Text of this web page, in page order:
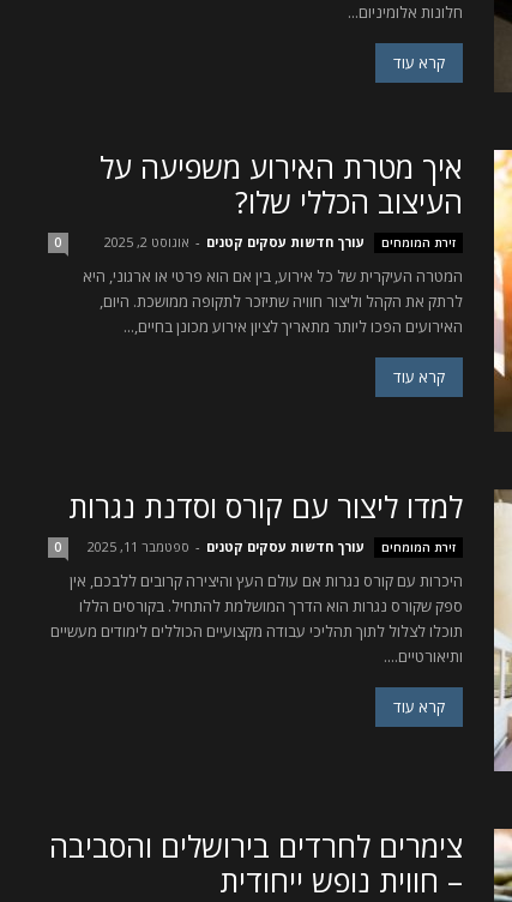
חלונות אלומיניום...
קרא עוד
איך מטרת האירוע משפיעה על
העיצוב הכללי שלו?
זירת המומחים עורך חדשות עסקים קטנים - אוגוסט 2, 2025 0
המטרה העיקרית של כל אירוע, בין אם הוא פרטי או ארגוני, היא
לרתק את הקהל וליצור חוויה שתיזכר לתקופה ממושכת. היום,
האירועים הפכו ליותר מתאריך לציון אירוע מכונן בחיים,...
קרא עוד
למדו ליצור עם קורס וסדנת נגרות
זירת המומחים עורך חדשות עסקים קטנים - ספטמבר 11, 2025 0
היכרות עם קורס נגרות אם עולם העץ והיצירה קרובים ללבכם, אין
ספק שקורס נגרות הוא הדרך המושלמת להתחיל. בקורסים הללו
תוכלו לצלול לתוך תהליכי עבודה מקצועיים הכוללים לימודים מעשיים
ותיאורטיים....
קרא עוד
צימרים לחרדים בירושלים והסביבה
– חווית נופש ייחודית